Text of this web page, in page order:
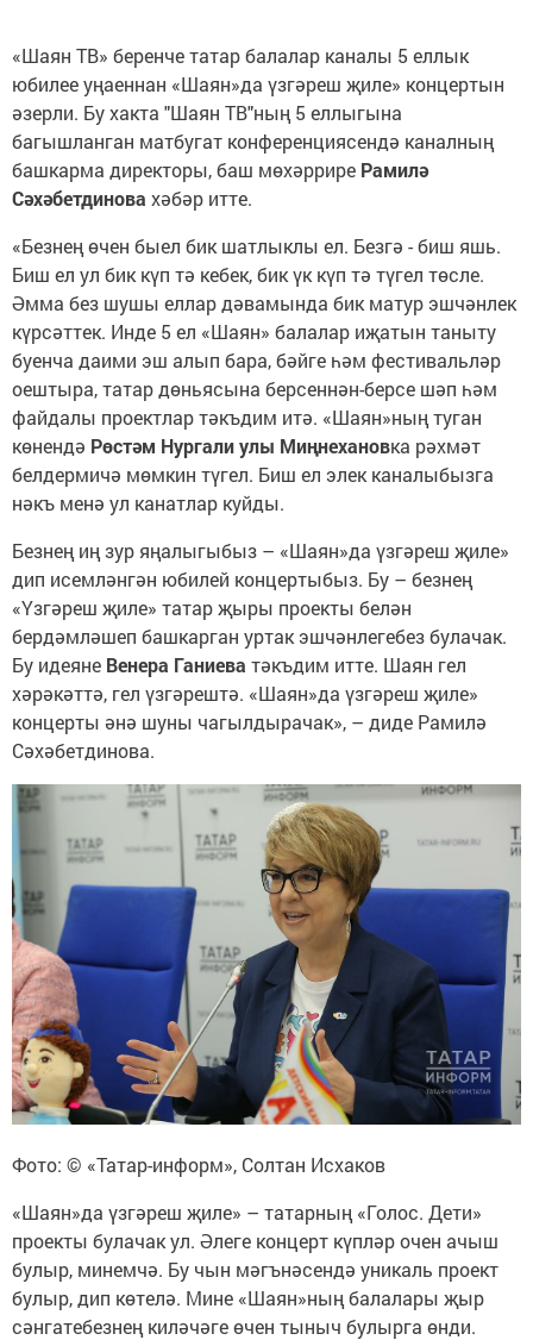
«Шаян ТВ» беренче татар балалар каналы 5 еллык
юбилее уңаеннан «Шаян»да үзгәреш җиле» концертын
әзерли. Бу хакта "Шаян ТВ"ның 5 еллыгына
багышланган матбугат конференциясендә каналның
башкарма директоры, баш мөхәррире Рамилә
Сәхәбетдинова хәбәр итте.
«Безнең өчен быел бик шатлыклы ел. Безгә - биш яшь.
Биш ел ул бик күп тә кебек, бик үк күп тә түгел төсле.
Әмма без шушы еллар дәвамында бик матур эшчәнлек
күрсәттек. Инде 5 ел «Шаян» балалар иҗатын таныту
буенча даими эш алып бара, бәйге һәм фестивальләр
оештыра, татар дөньясына берсеннән-берсе шәп һәм
файдалы проектлар тәкъдим итә. «Шаян»ның туган
көнендә Рөстәм Нургали улы Миңнехановка рәхмәт
белдермичә мөмкин түгел. Биш ел элек каналыбызга
нәкъ менә ул канатлар куйды.
Безнең иң зур яңалыгыбыз – «Шаян»да үзгәреш җиле»
дип исемләнгән юбилей концертыбыз. Бу – безнең
«Үзгәреш җиле» татар җыры проекты белән
бердәмләшеп башкарган уртак эшчәнлегебез булачак.
Бу идеяне Венера Ганиева тәкъдим итте. Шаян гел
хәрәкәттә, гел үзгәрештә. «Шаян»да үзгәреш җиле»
концерты әнә шуны чагылдырачак», – диде Рамилә
Сәхәбетдинова.
Фото: © «Татар-информ», Солтан Исхаков
«Шаян»да үзгәреш җиле» – татарның «Голос. Дети»
проекты булачак ул. Әлеге концерт күпләр очен ачыш
булыр, минемчә. Бу чын мәгънәсендә уникаль проект
булыр, дип көтелә. Мине «Шаян»ның балалары җыр
сәнгатебезнең киләчәге өчен тыныч булырга өнди.